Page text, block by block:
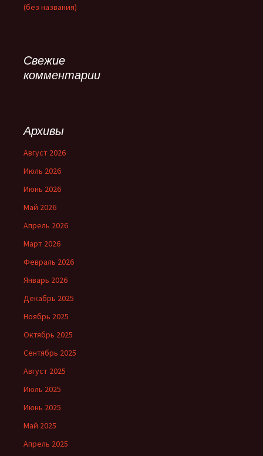
(без названия)
Свежие
комментарии
Архивы
Август 2026
Июль 2026
Июнь 2026
Май 2026
Апрель 2026
Март 2026
Февраль 2026
Январь 2026
Декабрь 2025
Ноябрь 2025
Октябрь 2025
Сентябрь 2025
Август 2025
Июль 2025
Июнь 2025
Май 2025
Апрель 2025